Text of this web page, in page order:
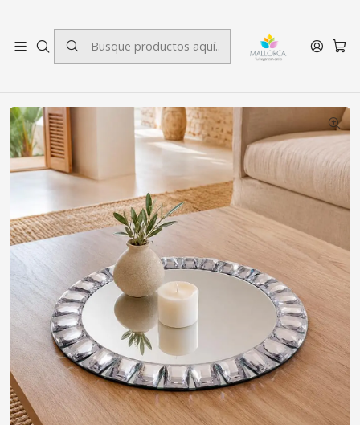
Inicio Decoración Centro de Mesa
Centro de Mesa Espejo Montclart Plus